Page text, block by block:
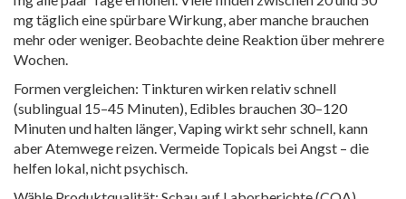
mg täglich eine spürbare Wirkung, aber manche brauchen
mehr oder weniger. Beobachte deine Reaktion über mehrere
Wochen.
Formen vergleichen: Tinkturen wirken relativ schnell
(sublingual 15–45 Minuten), Edibles brauchen 30–120
Minuten und halten länger, Vaping wirkt sehr schnell, kann
aber Atemwege reizen. Vermeide Topicals bei Angst – die
helfen lokal, nicht psychisch.